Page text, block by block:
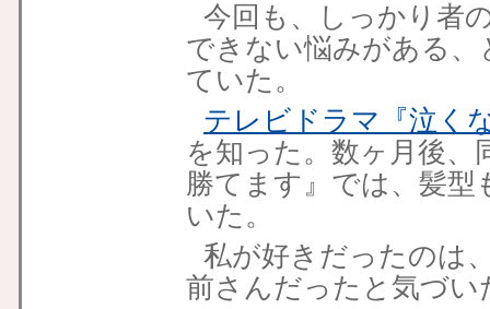
今回も、しっかり者
できない悩みがある
ていた。
テレビドラマ『泣く
を知った。数ヶ月後、
勝てます』では、髪
いた。
私が好きだったのは
前さんだったと気づい